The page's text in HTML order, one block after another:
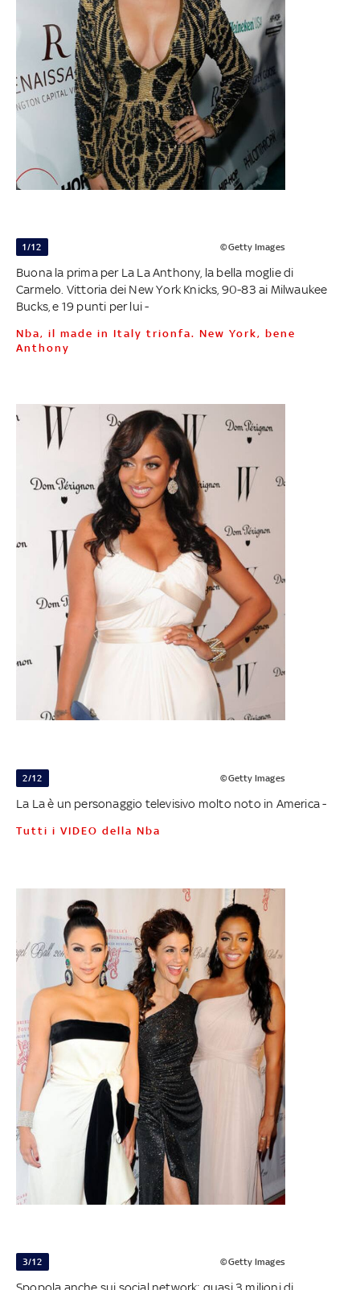
1/12 ©Getty Images
Buona la prima per La La Anthony, la bella moglie di
Carmelo. Vittoria dei New York Knicks, 90-83 ai Milwaukee
Bucks, e 19 punti per lui -
Nba, il made in Italy trionfa. New York, bene
Anthony
2/12 ©Getty Images
La La è un personaggio televisivo molto noto in America -
Tutti i VIDEO della Nba
3/12 ©Getty Images